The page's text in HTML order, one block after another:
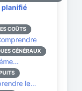
planifié
COÛTS
GÉNÉRAUX
le…